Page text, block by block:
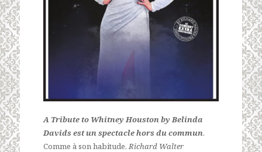
A Tribute to Whitney Houston by Belinda
Davids est un spectacle hors du commun.
Comme à son habitude, Richard Walter